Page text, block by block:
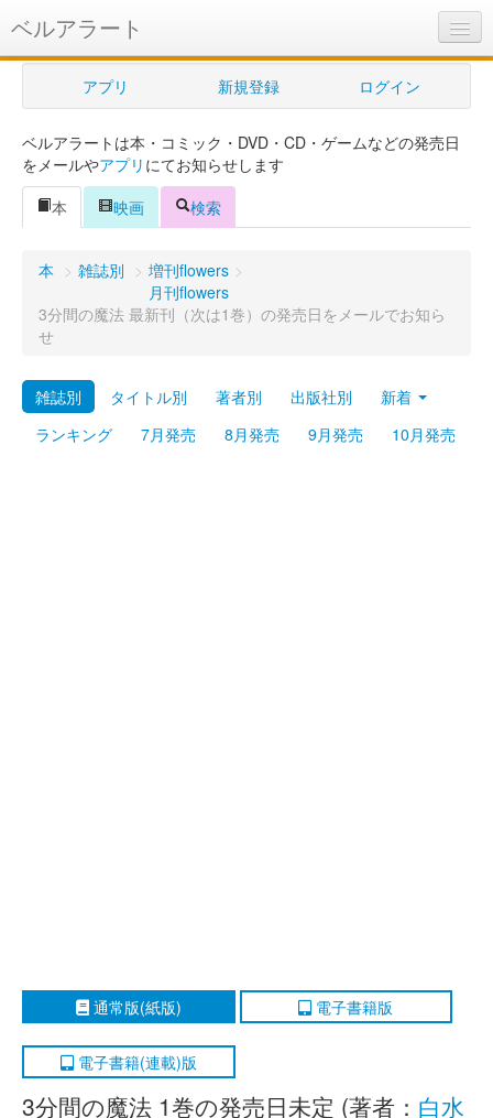
ベルアラート
ベルアラートとは
ヘルプ
新規登録
ログイン
Myシェルフ
プレミアム
アプリ 新規登録 ログイン
ベルアラートは本・コミック・DVD・CD・ゲームなどの発売日
をメールやアプリ にてお知らせします
本
映画 検索
本 > 雑誌別 > 増刊flowers
月刊flowers
>
3分間の魔法 最新刊（次は1巻）の発売日をメールでお知ら
せ
雑誌別 タイトル別 著者別 出版社別
新着
ランキング
7月発売 8月発売 9月発売 10月発売
通常版(紙版) 電子書籍版
電子書籍(連載)版
3分間の魔法 1巻の発売日未定 (著者： 白水